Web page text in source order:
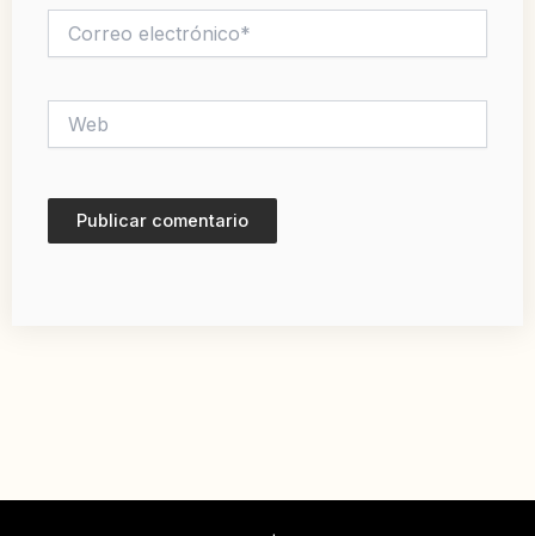
electrónico*